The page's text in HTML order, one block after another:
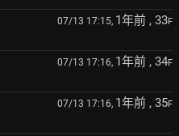
07/13 17:15, 1年前 , 33F
07/13 17:16, 1年前 , 34F
07/13 17:16, 1年前 , 35F